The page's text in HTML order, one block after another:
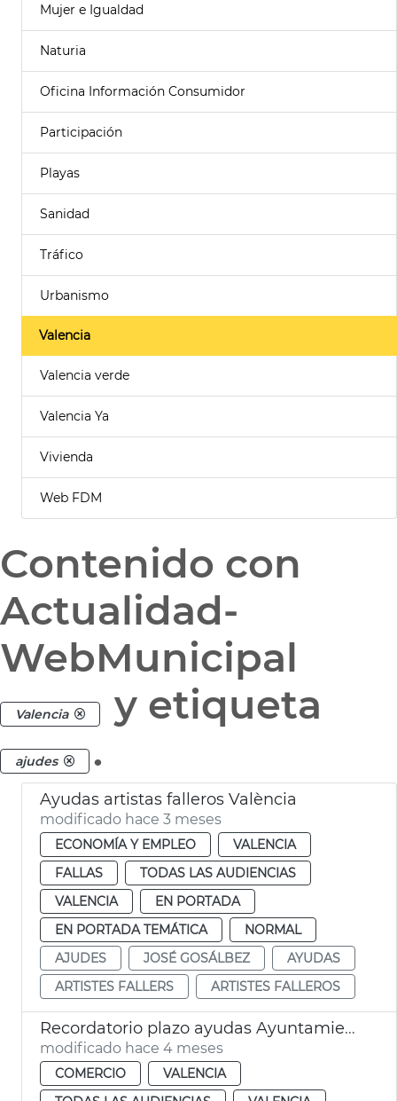
Mujer e Igualdad
Naturia
Oficina Información Consumidor
Participación
Playas
Sanidad
Tráfico
Urbanismo
Valencia
Valencia verde
Valencia Ya
Vivienda
Web FDM
Contenido con
Actualidad-
WebMunicipal
Valencia y etiqueta
ajudes .
Ayudas artistas falleros València
modificado hace 3 meses
ECONOMÍA Y EMPLEO
VALENCIA
FALLAS
TODAS LAS AUDIENCIAS
VALENCIA
EN PORTADA
EN PORTADA TEMÁTICA
NORMAL
AJUDES
JOSÉ GOSÁLBEZ
AYUDAS
ARTISTES FALLERS
ARTISTES FALLEROS
Recordatorio plazo ayudas Ayuntamiento València modernización comercio
modificado hace 4 meses
COMERCIO
VALENCIA